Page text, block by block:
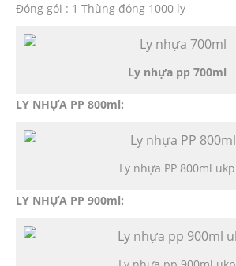
Đóng gói : 1 Thùng đóng 1000 ly
Ly nhựa pp 700ml
LY NHỰA PP 800ml:
Ly nhựa PP 800ml ukp
LY NHỰA PP 900ml: